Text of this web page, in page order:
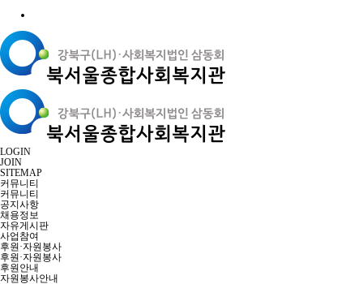
LOGIN
JOIN
SITEMAP
커뮤니티
커뮤니티
공지사항
채용정보
자유게시판
사업참여
후원·자원봉사
후원·자원봉사
후원안내
자원봉사안내